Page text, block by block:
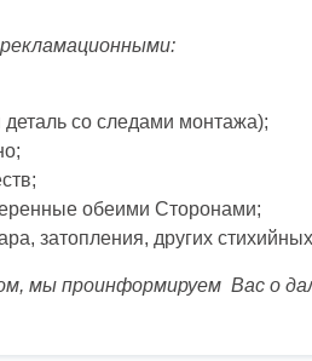
со следами монтажа);
обеими Сторонами;
затопления, других
мы проинформируем Вас о